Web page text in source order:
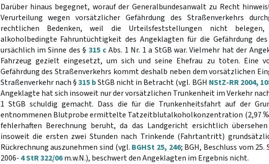
Darüber hinaus begegnet, worauf der Generalbundesanwalt zu Recht
Verurteilung wegen vorsätzlicher Gefährdung des Straßenverkehrs
rechtlichen Bedenken, weil die Urteilsfeststellungen nicht
alkoholbedingte Fahruntüchtigkeit des Angeklagten für die Gefährdung
ursächlich im Sinne des § 315 cAbs. 1 Nr. 1 a StGB war. Vielmehr hat der
Fahrzeug gezielt eingesetzt, um sich und seine Ehefrau zu töten. Eine
Gefährdung des Straßenverkehrs kommt deshalb neben dem vorsätzlichen
Straßenverkehr nach §315 bStGB nicht in Betracht (vgl. BGH NStZ-RR 2004,
Angeklagte hat sich insoweit nur der vorsätzlichen Trunkenheit im Verkehr
1 StGB schuldig gemacht. Dass die für die Trunkenheitsfahrt auf der
entnommenen Blutprobe ermittelte Tatzeitblutalkoholkonzentration (2,97
fehlerhaften Berechnung beruht, da das Landgericht ersichtlich
insoweit die ersten zwei Stunden nach Trinkende (Fahrtantritt)
Rückrechnung auszunehmen sind (vgl. BGHSt 25, 246; BGH, Beschluss vom
2006-4 StR 322/06m.w.N.), beschwert den Angeklagten im Ergebnis nicht.